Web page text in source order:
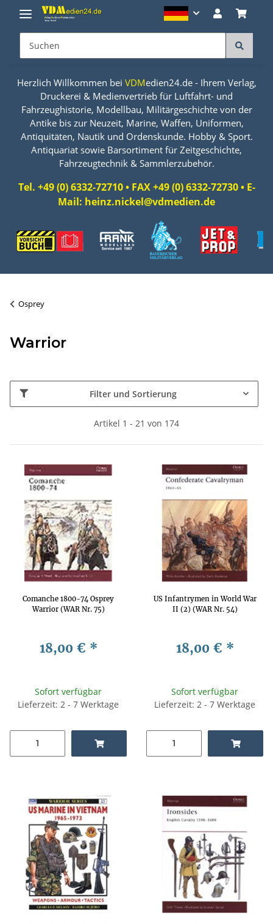
Herzlich Willkommen bei VDMedien24.de - Ihrem Verlag,
Druckerei & Medienvertrieb für Luftfahrt- und
Fahrzeughistorie, Modellbau, Militärgeschichte von der
Antike bis zur Neuzeit, Marine, Waffen, Uniformen,
Antiquitäten, Nautik und Ordenskunde. Hobby & Sport.
Antiquariat sowie Barsortiment für Zeitgeschichte,
Fahrzeugtechnik & Sammlerzubehör.
Tel. +49 (0) 6332-72710 • FAX +49 (0) 6332-72730 • E-
Mail: heinz.nickel@vdmedien.de
Osprey
Warrior
Filter und Sortierung
Artikel 1 - 21 von 174
Comanche 1800-74 Osprey
Warrior (WAR Nr. 75)
18,00 € *
Sofort verfügbar
Lieferzeit: 2 - 7 Werktage
US Infantrymen in World War
II (2) (WAR Nr. 54)
18,00 € *
Sofort verfügbar
Lieferzeit: 2 - 7 Werktage